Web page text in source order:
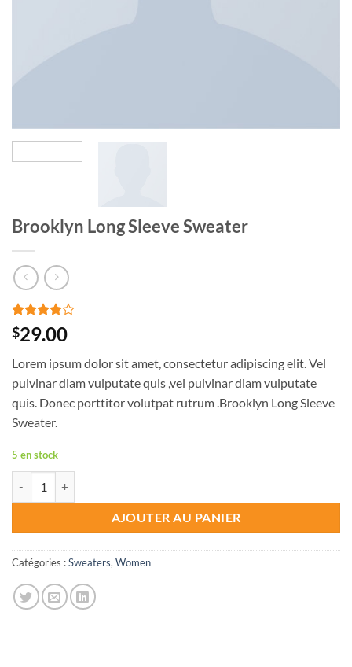
Brooklyn Long Sleeve Sweater
Noté 4
sur 5
3
notations
client
$29.00
Lorem ipsum dolor sit amet, consectetur adipiscing elit. Vel
pulvinar diam vulputate quis ,vel pulvinar diam vulputate
quis. Donec porttitor volutpat rutrum .Brooklyn Long Sleeve
Sweater.
5 en stock
AJOUTER AU PANIER
Catégories :Sweaters, Women